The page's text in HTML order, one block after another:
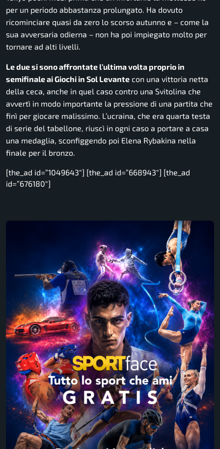
per un periodo abbastanza prolungato. Ha dovuto
ricominciare quasi da zero lo scorso autunno e – come la
sua avversaria odierna – non ha poi impiegato molto per
tornare ad alti livelli.
Le due si sono affrontate l’ultima volta proprio in
semifinale ai Giochi in Sol Levante con una vittoria netta
della ceca, anche in quel caso contro una Svitolina che
avvertì in modo importante la pressione di una partita che
finì per giocare malissimo. L’ucraina, che era quarta testa
di serie del tabellone, riuscì in ogni caso a portare a casa
una medaglia, sconfiggendo poi Elena Rybakina nella
finale per il bronzo.
[the_ad id=”1049643″] [the_ad id=”668943″] [the_ad
id=”676180″]